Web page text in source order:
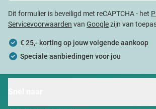
Dit formulier is beveiligd met reCAPTCHA - het
Servicevoorwaarden van Googlezijn van
€ 25,- korting op jouw volgende aankoop
Speciale aanbiedingen voor jou